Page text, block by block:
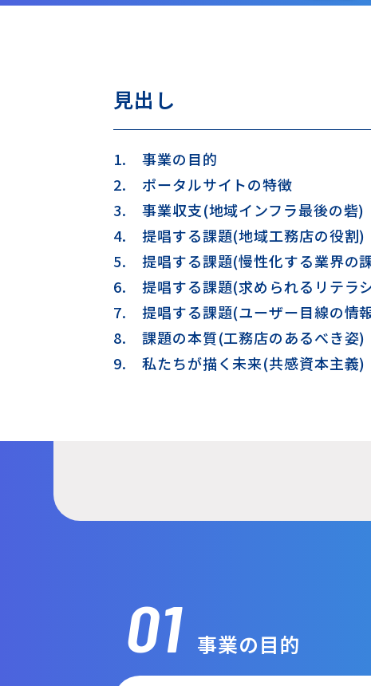
見出し
1.
事業の目的
2.
ポータルサイトの特徴
3.
事業収支(地域インフラ最後の砦)
4.
提唱する課題(地域工務店の役割)
5.
提唱する課題(慢性化する業界の
6.
提唱する課題(求められるリテラ
7.
提唱する課題(ユーザー目線の情
8.
課題の本質(工務店のあるべき姿)
9.
私たちが描く未来(共感資本主義)
01 事業の目的